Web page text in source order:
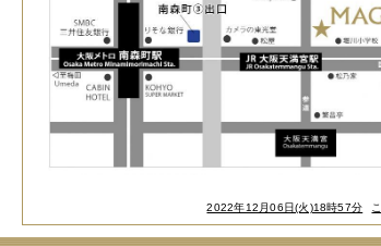
2022年12月06日(火)18時57分